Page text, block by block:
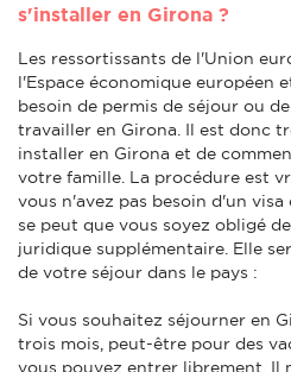
s'installer en Girona ?
Les ressortissants de l'Union
l'Espace économique européen
besoin de permis de séjour ou
travailler en Girona. Il est donc
installer en Girona et de
votre famille. La procédure est
vous n'avez pas besoin d'un
se peut que vous soyez obligé
juridique supplémentaire. Elle
de votre séjour dans le pays :
Si vous souhaitez séjourner en
trois mois, peut-être pour des
vous pouvez entrer librement. Il